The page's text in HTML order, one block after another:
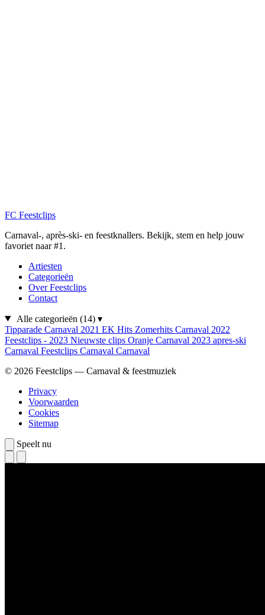
FC Feestclips
Carnaval-, après-ski- en feestknallers. Bekijk, stem en help jouw
favoriet naar #1.
Artiesten
Categorieën
Over Feestclips
Contact
Alle categorieën (14) ▾
Tipparade Carnaval 2021 EK Hits Zomerhits Carnaval 2022
Feestclips - 2023 Nieuwste clips Oranje Carnaval 2023 apres-ski
Carnaval Feestclips Carnaval Carnaval
© 2026 Feestclips — Carnaval & feestmuziek
Privacy
Voorwaarden
Cookies
Sitemap
Speelt nu